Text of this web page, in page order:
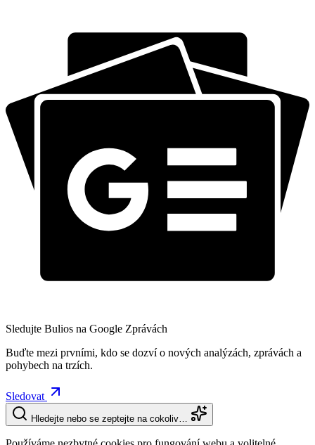
Sledujte Bulios na Google Zprávách
Buďte mezi prvními, kdo se dozví o nových analýzách, zprávách a
pohybech na trzích.
Sledovat
Hledejte nebo se zeptejte na cokoliv…